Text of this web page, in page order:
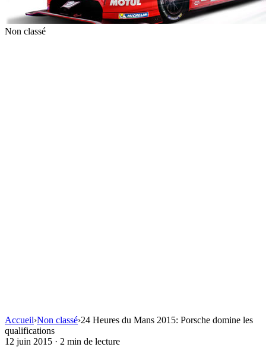
Non classé
Accueil›Non classé›24 Heures du Mans 2015: Porsche domine les
qualifications
12 juin 2015 · 2 min de lecture